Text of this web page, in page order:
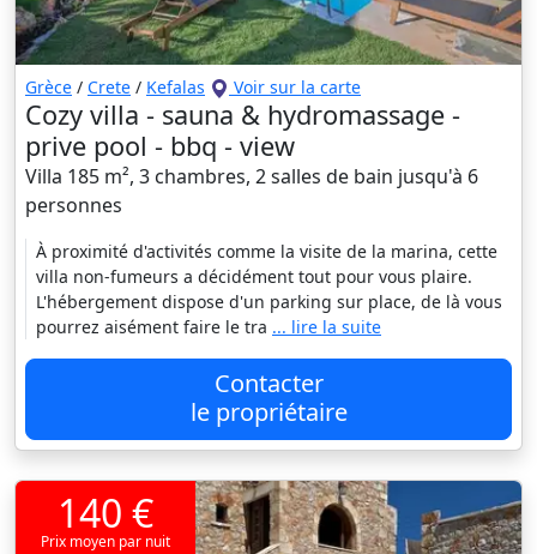
Grèce / Crete / Kefalas Voir sur la carte
Cozy villa - sauna & hydromassage -
prive pool - bbq - view
Villa 185 m², 3 chambres, 2 salles de bain jusqu'à 6
personnes
À proximité d'activités comme la visite de la marina, cette
villa non-fumeurs a décidément tout pour vous plaire.
L'hébergement dispose d'un parking sur place, de là vous
pourrez aisément faire le tra ... lire la suite
Contacter
le propriétaire
140 €
Prix moyen par nuit